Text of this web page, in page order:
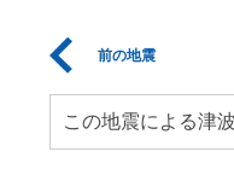
前の地震
この地震による津